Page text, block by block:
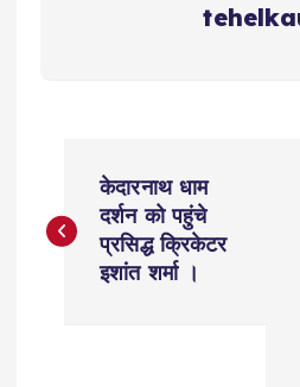
o
केदारनाथ धाम
दर्शन को पहुंचे
प्रसिद्ध क्रिकेटर
इशांत शर्मा ।